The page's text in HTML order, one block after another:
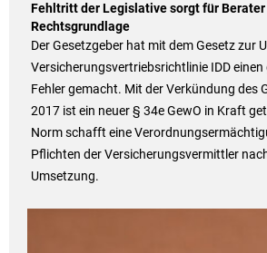
Fehltritt der Legislative sorgt für Berater
Rechtsgrundlage
Der Gesetzgeber hat mit dem Gesetz zur
Versicherungsvertriebsrichtlinie IDD
Fehler gemacht. Mit der Verkündung des
2017 ist ein neuer § 34e GewO in Kraft
Norm schafft eine
Pflichten der Versicherungsvermittler
Umsetzung.